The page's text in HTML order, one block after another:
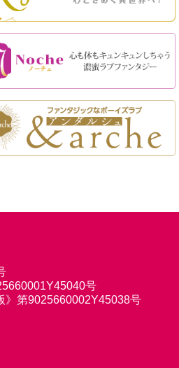
号
第9025660002Y45038号